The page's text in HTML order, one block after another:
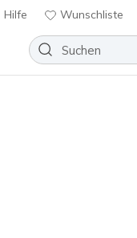
Hilfe Wunschliste